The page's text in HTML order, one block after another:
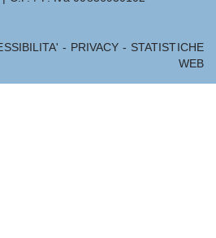
- PRIVACY - STATISTICHE
WEB